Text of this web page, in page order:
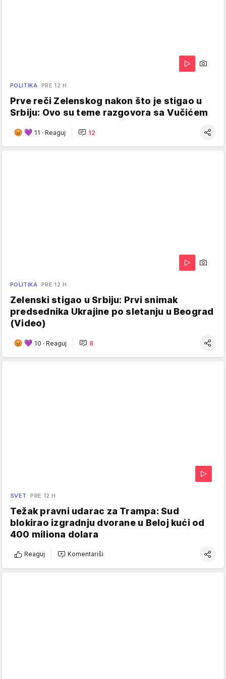
POLITIKA PRE 12 H
Prve reči Zelenskog nakon što je stigao u
Srbiju: Ovo su teme razgovora sa Vučićem
11 · Reaguj 12
POLITIKA PRE 12 H
Zelenski stigao u Srbiju: Prvi snimak
predsednika Ukrajine po sletanju u Beograd
(Video)
10 · Reaguj 8
SVET PRE 12 H
Težak pravni udarac za Trampa: Sud
blokirao izgradnju dvorane u Beloj kući od
400 miliona dolara
Reaguj Komentariši